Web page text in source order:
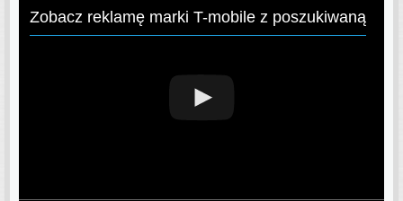
Zobacz reklamę marki T-mobile z poszukiwaną